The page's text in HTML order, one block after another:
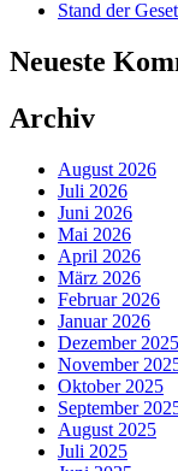
Stand der
Neueste
Archiv
August 2026
Juli 2026
Juni 2026
Mai 2026
April 2026
März 2026
Februar 2026
Januar 2026
Dezember 2025
November
Oktober 2025
September
August 2025
Juli 2025